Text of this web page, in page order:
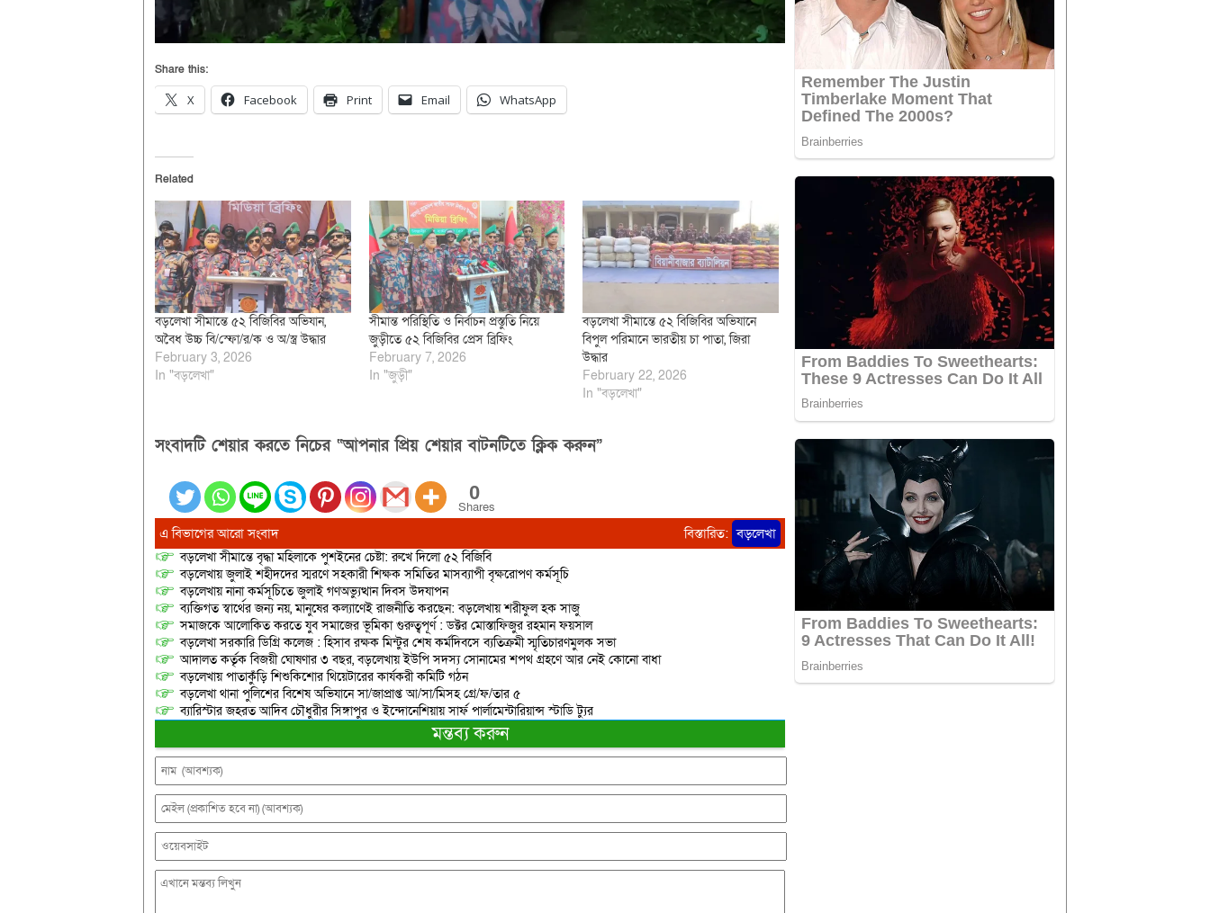
Share this:
X Facebook Print Email WhatsApp
Related
বড়লেখা সীমান্তে ৫২ বিজিবির অভিযান,
অবৈধ উচ্চ বি/স্ফো/র/ক ও অ/স্ত্র উদ্ধার
February 3, 2026
In "বড়লেখা"
সীমান্ত পরিস্থিতি ও নির্বাচন প্রস্তুতি নিয়ে
জুড়ীতে ৫২ বিজিবির প্রেস ব্রিফিং
February 7, 2026
In "জুড়ী"
বড়লেখা সীমান্তে ৫২ বিজিবির অভিযানে
বিপুল পরিমানে ভারতীয় চা পাতা, জিরা
উদ্ধার
February 22, 2026
In "বড়লেখা"
সংবাদটি শেয়ার করতে নিচের “আপনার প্রিয় শেয়ার বাটনটিতে ক্লিক করুন”
0
Shares
এ বিভাগের আরো সংবাদ বিস্তারিত: বড়লেখা
বড়লেখা সীমান্তে বৃদ্ধা মহিলাকে পুশইনের চেষ্টা: রুখে দিলো ৫২ বিজিবি
বড়লেখায় জুলাই শহীদদের স্মরণে সহকারী শিক্ষক সমিতির মাসব্যাপী বৃক্ষরোপণ কর্মসূচি
বড়লেখায় নানা কর্মসূচিতে জুলাই গণঅভ্যুত্থান দিবস উদযাপন
ব্যক্তিগত স্বার্থের জন্য নয়, মানুষের কল্যাণেই রাজনীতি করছেন: বড়লেখায় শরীফুল হক সাজু
সমাজকে আলোকিত করতে যুব সমাজের ভূমিকা গুরুত্বপূর্ণ : ডক্টর মোস্তাফিজুর রহমান ফয়সাল
বড়লেখা সরকারি ডিগ্রি কলেজ : হিসাব রক্ষক মিন্টুর শেষ কর্মদিবসে ব্যতিক্রমী স্মৃতিচারণমুলক সভা
আদালত কর্তৃক বিজয়ী ঘোষণার ৩ বছর, বড়লেখায় ইউপি সদস্য সোনামের শপথ গ্রহণে আর নেই কোনো বাধা
বড়লেখায় পাতাকুঁড়ি শিশুকিশোর থিয়েটারের কার্যকরী কমিটি গঠন
বড়লেখা থানা পুলিশের বিশেষ অভিযানে সা/জাপ্রাপ্ত আ/সা/মিসহ গ্রে/ফ/তার ৫
ব্যারিস্টার জহরত আদিব চৌধুরীর সিঙ্গাপুর ও ইন্দোনেশিয়ায় সার্ফ পার্লামেন্টারিয়ান্স স্টাডি ট্যুর
মন্তব্য করুন